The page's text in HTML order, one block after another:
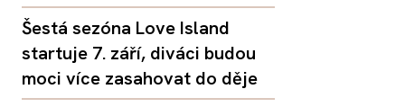
Šestá sezóna Love Island
startuje 7. září, diváci budou
moci více zasahovat do děje